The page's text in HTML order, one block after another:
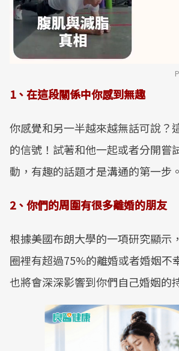
1、在這段關係中你感到無趣
你感覺和另一半越來越無話可說？
的信號！試著和他一起或者分開嘗
動，有趣的話題才是溝通的第一步。
2、你們的周圍有很多離婚的朋友
根據美國布朗大學的一項研究顯示
圈裡有超過75%的離婚或者婚姻不
也將會深深影響到你們自己婚姻的